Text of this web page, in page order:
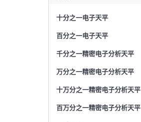
十分之一电子天平
百分之一电子天平
千分之一精密电子分析天平
万分之一精密电子分析天平
十万分之一精密电子分析天平
百万分之一精密电子分析天平